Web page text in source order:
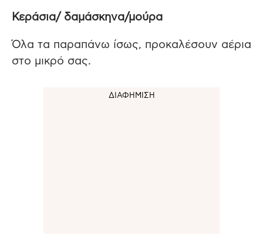
Κεράσια/ δαμάσκηνα/μούρα
Όλα τα παραπάνω ίσως, προκαλέσουν αέρια
στο μικρό σας.